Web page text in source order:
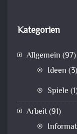
Kategorien
Allgemein (97)
Ideen (3)
Spiele
Arbeit(91)